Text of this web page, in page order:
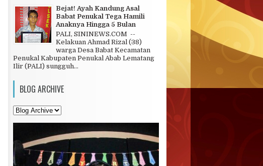
Bejat! Ayah Kandung Asal
Babat Penukal Tega Hamili
Anaknya Hingga 5 Bulan
PALI, SININEWS.COM --
Kelakuan Ahmad Rizal (38)
warga Desa Babat Kecamatan
Penukal Kabupaten Penukal Abab Lematang
Ilir (PALI) sungguh...
BLOG ARCHIVE